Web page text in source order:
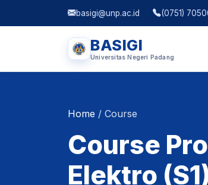
basigi@unp.ac.id (0751)
BASIGI
Universitas Negeri Padang
Home / Course
Course
Elektro